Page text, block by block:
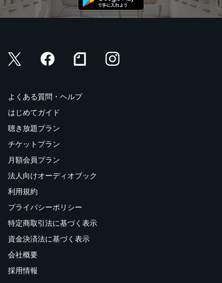
よくある質問・ヘルプ
はじめてガイド
聴き放題プラン
チケットプラン
月額会員プラン
法人向けオーディオブック
利用規約
プライバシーポリシー
特定商取引法に基づく表示
資金決済法に基づく表示
会社概要
採用情報